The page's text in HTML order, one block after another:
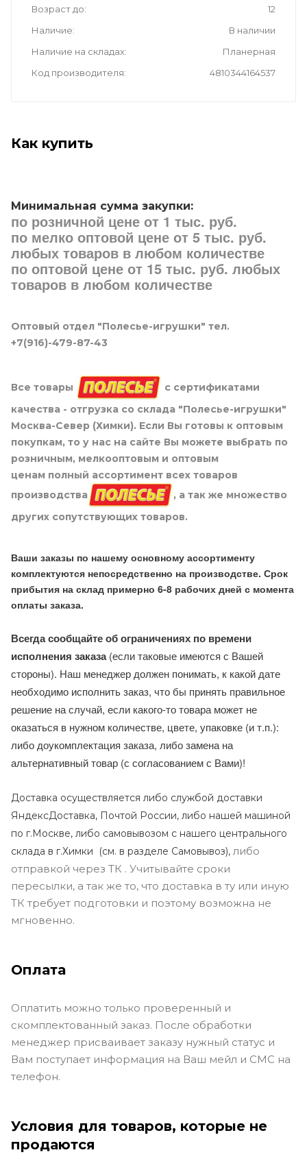
Возраст до
12
Наличие
В наличии
Наличие на складах
Планерная
Код производителя
4810344164537
Как купить
Минимальная сумма закупки:
по розничной цене от 1 тыс. руб.
по мелко оптовой цене от 5 тыс. руб.
любых товаров в любом количестве
по оптовой цене от 15 тыс. руб. любых
товаров в любом количестве
Оптовый отдел "Полесье-игрушки" тел.
+7(916)-479-87-43
Все товары
с сертификатами
качества - отгрузка со склада "Полесье-игрушки"
Москва-Север (Химки). Если Вы готовы к оптовым
покупкам, то у нас на сайте Вы можете выбрать по
розничным, мелкооптовым и оптовым
ценам полный ассортимент всех товаров
производства
, а так же множество
других сопутствующих товаров.
Ваши заказы по нашему основному ассортименту
комплектуются непосредственно на производстве. Срок
прибытия на склад примерно 6-8 рабочих дней с момента
оплаты заказа.
Всегда сообщайте об ограничениях по времени
исполнения заказа(если таковые имеются с Вашей
стороны). Наш менеджер должен понимать, к какой дате
необходимо исполнить заказ, что бы принять правильное
решение на случай, если какого-то товара может не
оказаться в нужном количестве, цвете, упаковке (и т.п.):
либо доукомплектация заказа, либо замена на
альтернативный товар (с согласованием с Вами)!
Доставка осуществляется либо службой доставки
ЯндексДоставка, Почтой России, либо нашей машиной
по г.Москве, либо самовывозом с нашего центрального
склада в г.Химки (см. в разделе Самовывоз), либо
отправкой через ТК . Учитывайте сроки
пересылки, а так же то, что доставка в ту или иную
ТК требует подготовки и поэтому возможна не
мгновенно.
Оплата
Оплатить можно только проверенный и
скомплектованный заказ. После обработки
менеджер присваивает заказу нужный статус и
Вам поступает информация на Ваш мейл и СМС на
телефон.
Условия для товаров, которые не
продаются